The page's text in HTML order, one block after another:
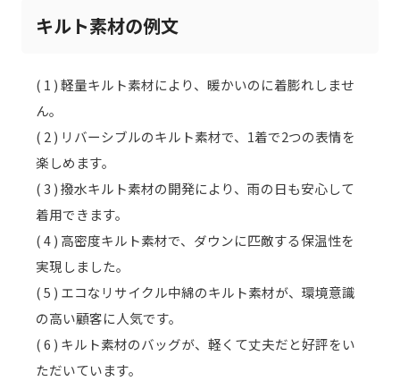
キルト素材の例文
( 1 ) 軽量キルト素材により、暖かいのに着膨れしませ
ん。
( 2 ) リバーシブルのキルト素材で、1着で2つの表情を
楽しめます。
( 3 ) 撥水キルト素材の開発により、雨の日も安心して
着用できます。
( 4 ) 高密度キルト素材で、ダウンに匹敵する保温性を
実現しました。
( 5 ) エコなリサイクル中綿のキルト素材が、環境意識
の高い顧客に人気です。
( 6 ) キルト素材のバッグが、軽くて丈夫だと好評をい
ただいています。